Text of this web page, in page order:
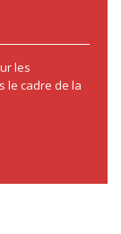
les
le cadre de la